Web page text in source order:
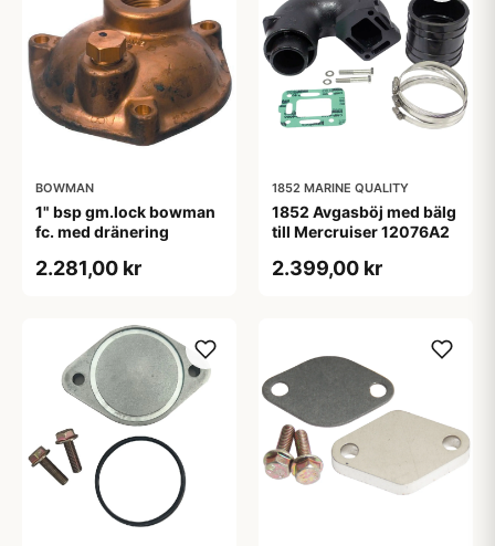
BOWMAN
1" bsp gm.lock bowman
fc. med dränering
2.281,00 kr
1852 MARINE QUALITY
1852 Avgasböj med bälg
till Mercruiser 12076A2
2.399,00 kr